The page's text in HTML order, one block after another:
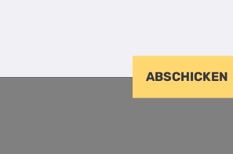
ABSCHICKEN